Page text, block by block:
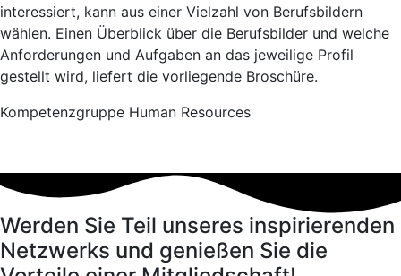
interessiert, kann aus einer Vielzahl von Berufsbildern
wählen. Einen Überblick über die Berufsbilder und welche
Anforderungen und Aufgaben an das jeweilige Profil
gestellt wird, liefert die vorliegende Broschüre.
Kompetenzgruppe Human Resources
Werden Sie Teil unseres inspirierenden
Netzwerks und genießen Sie die